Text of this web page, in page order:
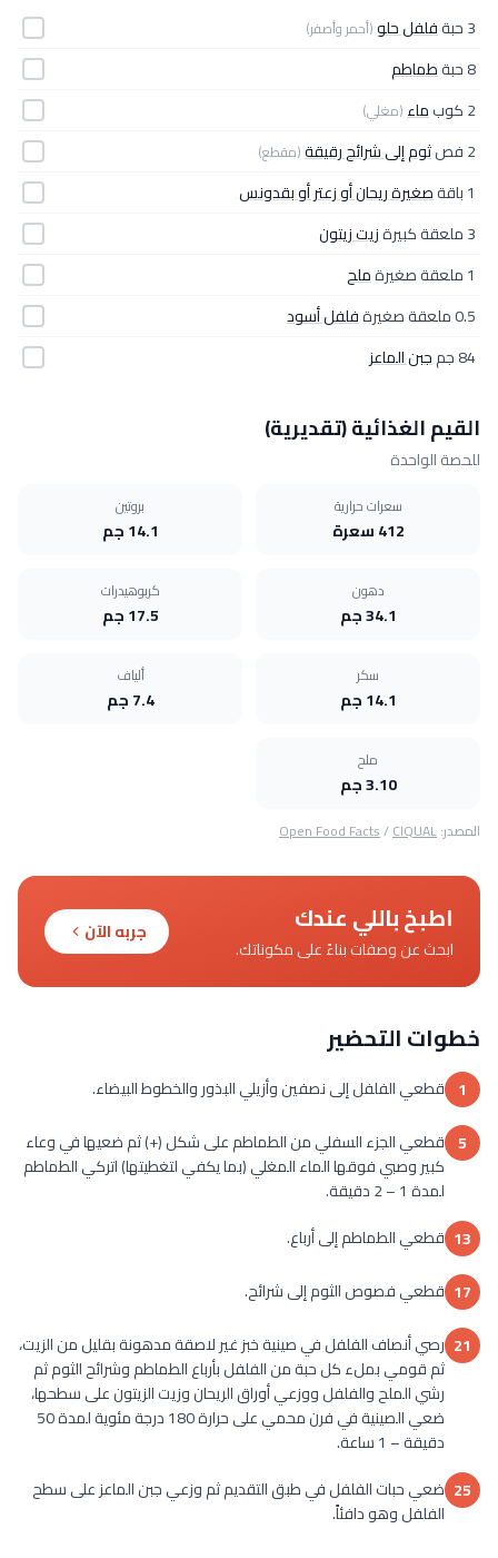
3 حبة فلفل حلو(أحمر وأصفر)
8 حبة
طماطم
2 كوب
ماء(مغلي)
2 فص ثوم إلى شرائح رقيقة(مقطع)
1 باقة
صغيرة ريحان أو زعتر أو بقدونس
3 ملعقة كبيرة
زيت زيتون
1 ملعقة صغيرة
ملح
0.5 ملعقة صغيرة
فلفل أسود
84 جم
جبن الماعز
القيم الغذائية (تقديرية)
للحصة الواحدة
سعرات حرارية
412 سعرة
بروتين
14.1 جم
دهون
34.1 جم
كربوهيدرات
17.5 جم
سكر
14.1 جم
ألياف
7.4 جم
ملح
3.10 جم
المصدر: Open Food Facts/CIQUAL
اطبخ باللي عندك
ابحث عن وصفات بناءً على مكوناتك.
جربه الآن
خطوات التحضير
1 قطعي الفلفل إلى نصفين وأزيلي البذور والخطوط البيضاء.
5 قطعي الجزء السفلي من الطماطم على شكل (+) ثم ضعيها في وعاء
كبير وصبي فوقها الماء المغلي (بما يكفي لتغطيتها) اتركي الطماطم
لمدة 1 – 2 دقيقة.
13 قطعي الطماطم إلى أرباع.
17 قطعي فصوص الثوم إلى شرائح.
21 رصي أنصاف الفلفل في صينية خبز غير لاصقة مدهونة بقليل من الزيت،
ثم قومي بملء كل حبة من الفلفل بأرباع الطماطم وشرائح الثوم ثم
رشي الملح والفلفل ووزعي أوراق الريحان وزيت الزيتون على سطحها،
ضعي الصينية في فرن محمي على حرارة 180 درجة مئوية لمدة 50
دقيقة – 1 ساعة.
25 ضعي حبات الفلفل في طبق التقديم ثم وزعي جبن الماعز على سطح
الفلفل وهو دافئاً.